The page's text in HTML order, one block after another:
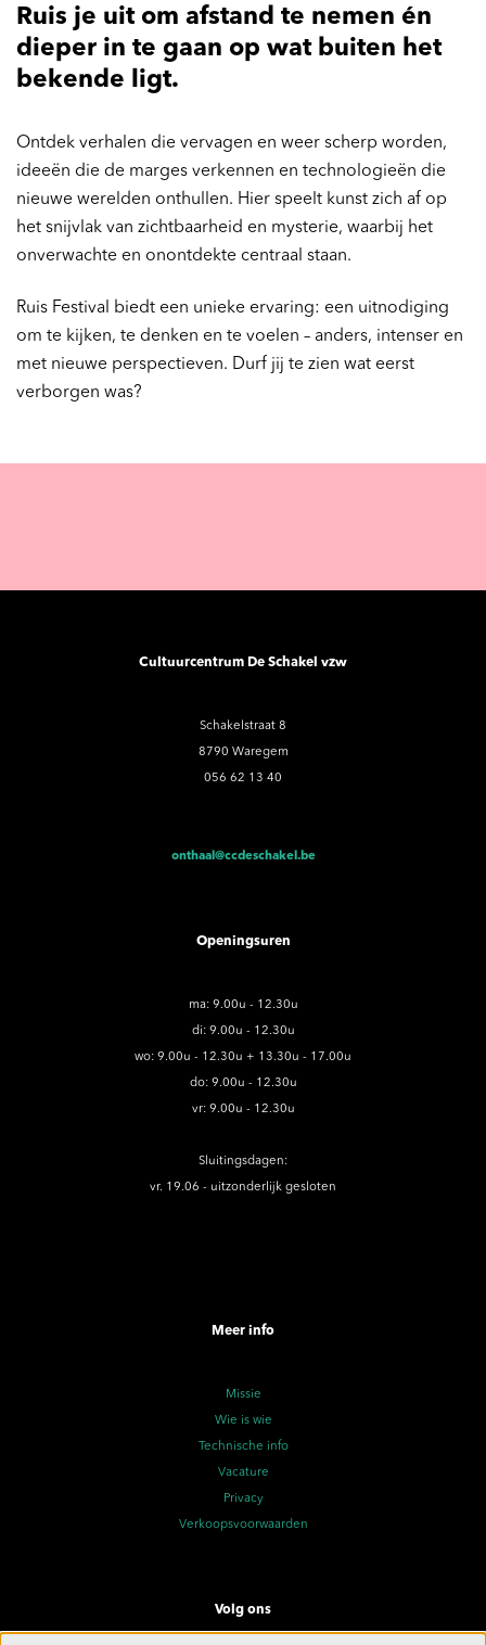
Ruis je uit om afstand te nemen én
dieper in te gaan op wat buiten het
bekende ligt.
Ontdek verhalen die vervagen en weer scherp worden,
ideeën die de marges verkennen en technologieën die
nieuwe werelden onthullen. Hier speelt kunst zich af op
het snijvlak van zichtbaarheid en mysterie, waarbij het
onverwachte en onontdekte centraal staan.
Ruis Festival biedt een unieke ervaring: een uitnodiging
om te kijken, te denken en te voelen – anders, intenser en
met nieuwe perspectieven. Durf jij te zien wat eerst
verborgen was?
Cultuurcentrum De Schakel vzw
Schakelstraat 8
8790 Waregem
056 62 13 40
onthaal@ccdeschakel.be
Openingsuren
ma: 9.00u - 12.30u
di: 9.00u - 12.30u
wo: 9.00u - 12.30u + 13.30u - 17.00u
do: 9.00u - 12.30u
vr: 9.00u - 12.30u
Sluitingsdagen:
vr. 19.06 - uitzonderlijk gesloten
Meer info
Missie
Wie is wie
Technische info
Vacature
Privacy
Verkoopsvoorwaarden
Volg ons